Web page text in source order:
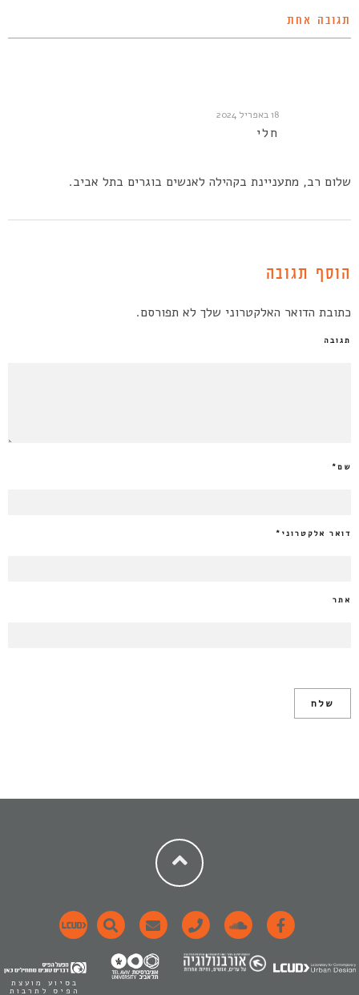
תגובה אחת
18 באפריל 2024
חלי
שלום רב, מתעניינת בקהילה לאנשים בוגרים בתל אביב.
הוסף תגובה
כתובת הדואר האלקטרוני שלך לא תפורסם.
תגובה
שם*
דואר אלקטרוני *
אתר
בסיוע מועצת
הפיס לתרבות